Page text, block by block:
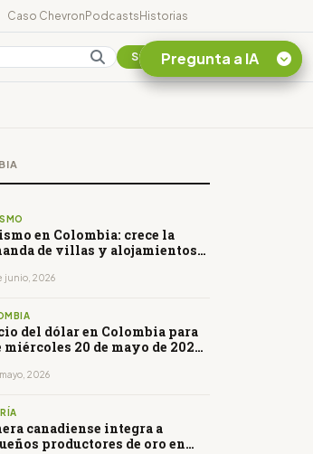
Caso ChevronPodcastsHistorias
Suscribirse
en Colombia: crece la
de villas y alojamientos
junio, 2026
del dólar en Colombia para
miércoles 20 de mayo de 2026.
2026
canadiense integra a
productores de oro en
Pregunta a IA
¿En que consiste la